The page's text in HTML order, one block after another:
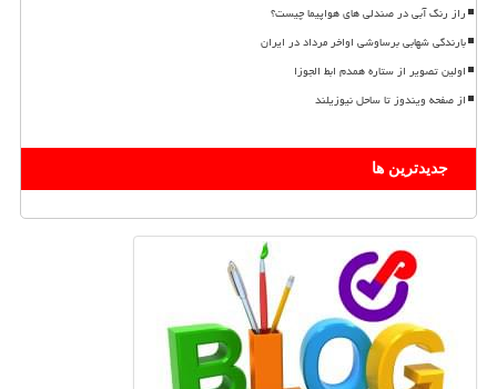
راز رنگ آبی در صندلی های هواپیما چیست؟
بارندگی شهابی برساوشی اواخر مرداد در ایران
اولین تصویر از ستاره همدم ابط الجوزا
از صفحه ویندوز تا ساحل نیوزیلند
جدیدترین ها